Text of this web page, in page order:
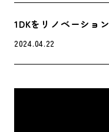
1DKをリノベーション
2024.04.22